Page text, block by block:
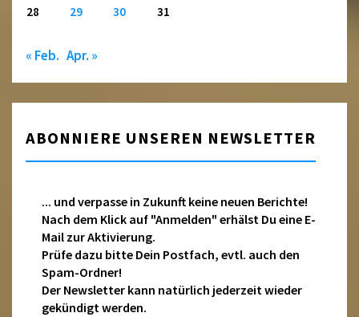
28
29 30 31
« Feb. Apr. »
ABONNIERE UNSEREN NEWSLETTER
... und verpasse in Zukunft keine neuen Berichte!
Nach dem Klick auf "Anmelden" erhälst Du eine E-
Mail zur Aktivierung.
Prüfe dazu bitte Dein Postfach, evtl. auch den
Spam-Ordner!
Der Newsletter kann natürlich jederzeit wieder
gekündigt werden.